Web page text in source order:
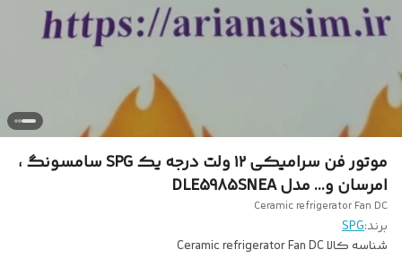
موتور فن سرامیکی ۱۲ ولت درجه یک SPG سامسونگ ،
امرسان و... مدل DLE5985SNEA
Ceramic refrigerator Fan DC
برند:SPG
شناسه کالاCeramic refrigerator Fan DC